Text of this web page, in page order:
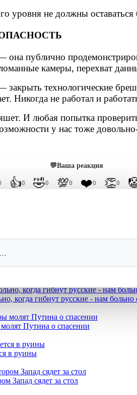
уровня не должны
публично
камеры, перехват
технологические
Никогда не работал и
И любая попытка
у нас тоже
💬Ваша реакция
👍0 🤣0 💯0 ❤️0 👏0
на глазах у потрясённого народа
когда гибнут русские - нам больно
Путина о спасении
в руины
Запад сядет за стол